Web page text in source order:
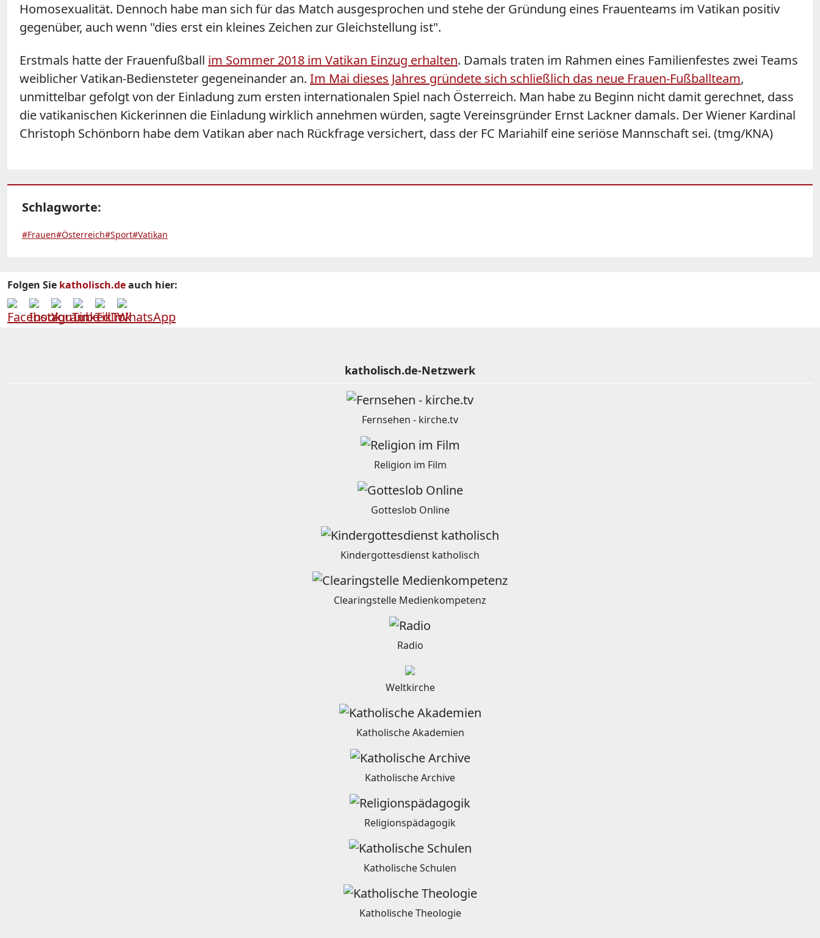
Homosexualität. Dennoch habe man sich für das Match ausgesprochen und stehe der Gründung eines Frauenteams im Vatikan positiv
gegenüber, auch wenn "dies erst ein kleines Zeichen zur Gleichstellung ist".
Erstmals hatte der Frauenfußball im Sommer 2018 im Vatikan Einzug erhalten. Damals traten im Rahmen eines Familienfestes zwei Teams
weiblicher Vatikan-Bediensteter gegeneinander an. Im Mai dieses Jahres gründete sich schließlich das neue Frauen-Fußballteam,
unmittelbar gefolgt von der Einladung zum ersten internationalen Spiel nach Österreich. Man habe zu Beginn nicht damit gerechnet, dass
die vatikanischen Kickerinnen die Einladung wirklich annehmen würden, sagte Vereinsgründer Ernst Lackner damals. Der Wiener Kardinal
Christoph Schönborn habe dem Vatikan aber nach Rückfrage versichert, dass der FC Mariahilf eine seriöse Mannschaft sei. (tmg/KNA)
Schlagworte:
#Frauen#Österreich#Sport#Vatikan
Folgen Sie katholisch.deauch hier:
katholisch.de-Netzwerk
Fernsehen - kirche.tv
Religion im Film
Gotteslob Online
Kindergottesdienst katholisch
Clearingstelle Medienkompetenz
Radio
Weltkirche
Katholische Akademien
Katholische Archive
Religionspädagogik
Katholische Schulen
Katholische Theologie